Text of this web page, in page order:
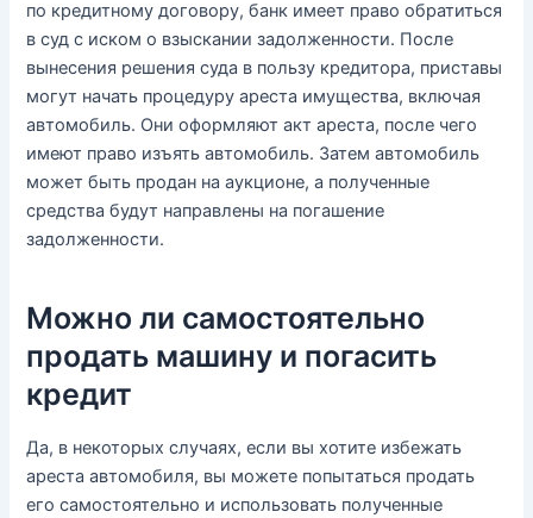
по кредитному договору, банк имеет право обратиться
в суд с иском о взыскании задолженности. После
вынесения решения суда в пользу кредитора, приставы
могут начать процедуру ареста имущества, включая
автомобиль. Они оформляют акт ареста, после чего
имеют право изъять автомобиль. Затем автомобиль
может быть продан на аукционе, а полученные
средства будут направлены на погашение
задолженности.
Можно ли самостоятельно
продать машину и погасить
кредит
Да, в некоторых случаях, если вы хотите избежать
ареста автомобиля, вы можете попытаться продать
его самостоятельно и использовать полученные